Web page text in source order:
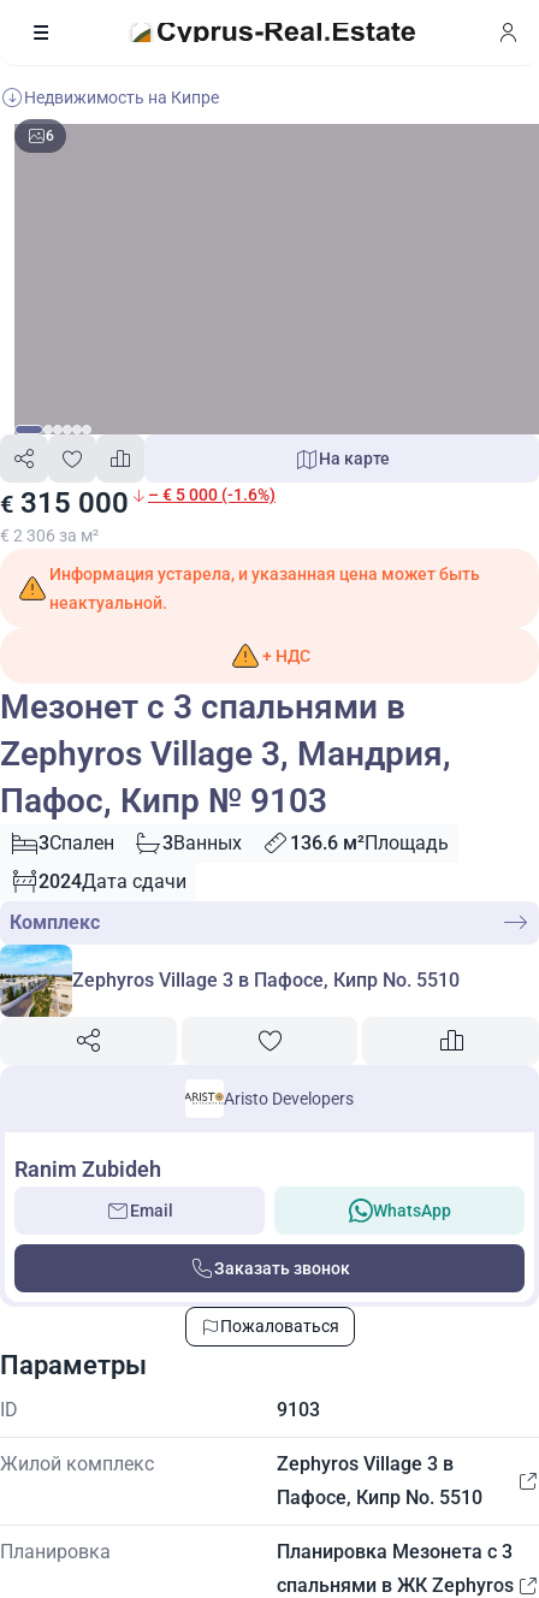
Недвижимость на Кипре
6
€ 315 000 – € 5 000 (-1.6%)
€ 2 306 за м²
На карте
Информация устарела, и указанная цена может быть
неактуальной.
+ НДС
Мезонет с 3 спальнями в
Zephyros Village 3, Мандрия,
Пафос, Кипр № 9103
3Спален 3Ванных 136.6 м²Площадь
2024Дата сдачи
Комплекс
Zephyros Village 3 в Пафосе, Кипр No. 5510
Aristo Developers
Ranim Zubideh
Email WhatsApp
Заказать звонок
Пожаловаться
Параметры
ID 9103
Жилой комплекс
Zephyros Village 3 в
Пафосе, Кипр No. 5510
Планировка
Планировка Мезонета с 3
спальнями в ЖК Zephyros